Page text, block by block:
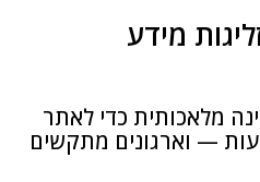
מידע
מלאכותית כדי לאתר
— וארגונים מתקשים